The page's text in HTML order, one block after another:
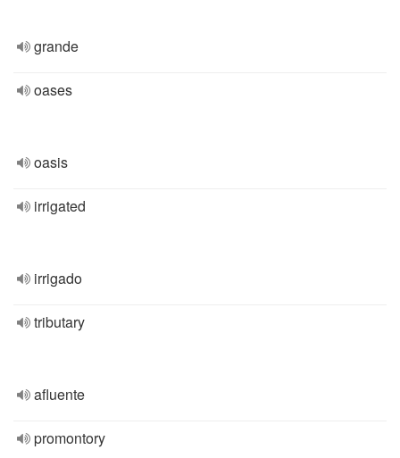
grande
oases
oasis
irrigated
irrigado
tributary
afluente
promontory